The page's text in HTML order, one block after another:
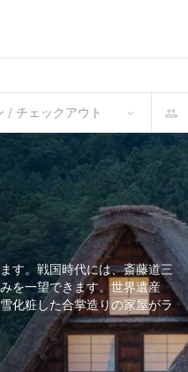
/ チェックアウト
す。戦国時代には、斎藤道三
を一望できます。世界遺産
化粧した合掌造りの家屋がラ